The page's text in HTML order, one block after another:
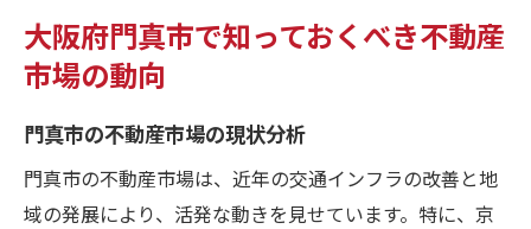
大阪府門真市で知っておくべき不動産
市場の動向
門真市の不動産市場の現状分析
門真市の不動産市場は、近年の交通インフラの改善と地
域の発展により、活発な動きを見せています。特に、京